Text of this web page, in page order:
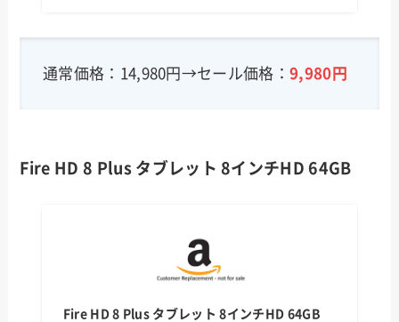
通常価格：14,980円→セール価格：9,980 円
Fire HD 8 Plus タブレット 8インチHD 64GB
Fire HD 8 Plus タブレット 8インチHD 64GB